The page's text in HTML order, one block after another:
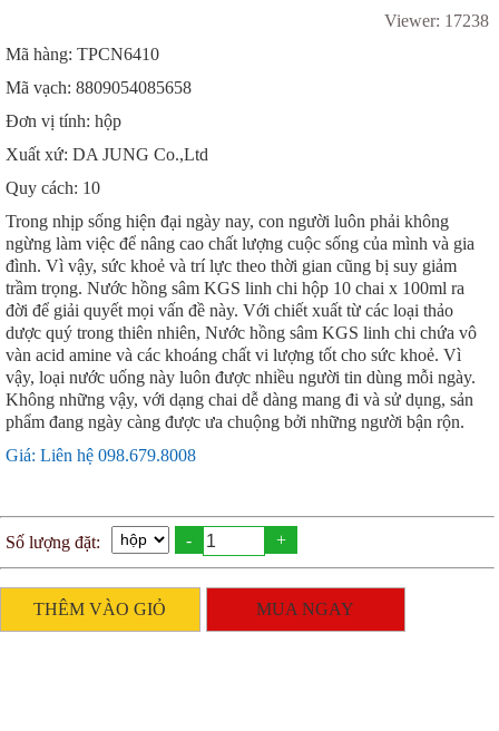
Viewer: 17238
Mã hàng: TPCN6410
Mã vạch: 8809054085658
Đơn vị tính: hộp
Xuất xứ: DA JUNG Co.,Ltd
Quy cách: 10
Trong nhịp sống hiện đại ngày nay, con người luôn phải không
ngừng làm việc để nâng cao chất lượng cuộc sống của mình và gia
đình. Vì vậy, sức khoẻ và trí lực theo thời gian cũng bị suy giảm
trầm trọng. Nước hồng sâm KGS linh chi hộp 10 chai x 100ml ra
đời để giải quyết mọi vấn đề này. Với chiết xuất từ các loại thảo
dược quý trong thiên nhiên, Nước hồng sâm KGS linh chi chứa vô
vàn acid amine và các khoáng chất vi lượng tốt cho sức khoẻ. Vì
vậy, loại nước uống này luôn được nhiều người tin dùng mỗi ngày.
Không những vậy, với dạng chai dễ dàng mang đi và sử dụng, sản
phẩm đang ngày càng được ưa chuộng bởi những người bận rộn.
Giá: Liên hệ 098.679.8008
Số lượng đặt: - +
THÊM VÀO GIỎ MUA NGAY